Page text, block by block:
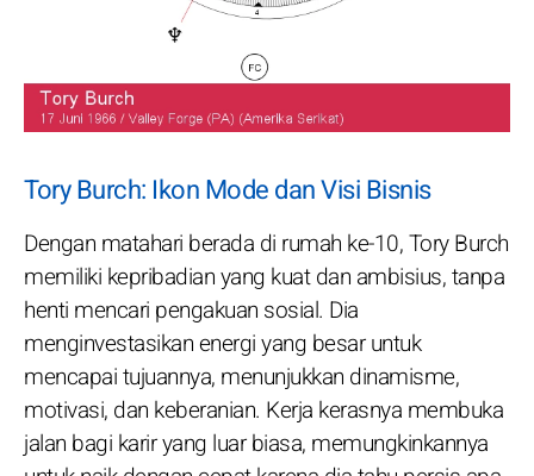
Tory Burch: Ikon Mode dan Visi Bisnis
Dengan matahari berada di rumah ke-10, Tory Burch
memiliki kepribadian yang kuat dan ambisius, tanpa
henti mencari pengakuan sosial. Dia
menginvestasikan energi yang besar untuk
mencapai tujuannya, menunjukkan dinamisme,
motivasi, dan keberanian. Kerja kerasnya membuka
jalan bagi karir yang luar biasa, memungkinkannya